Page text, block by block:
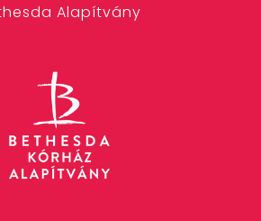
Alapítvány